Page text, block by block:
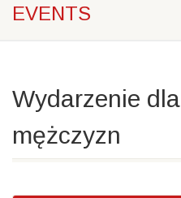
EVENTS
Wydarzenie dla
mężczyzn